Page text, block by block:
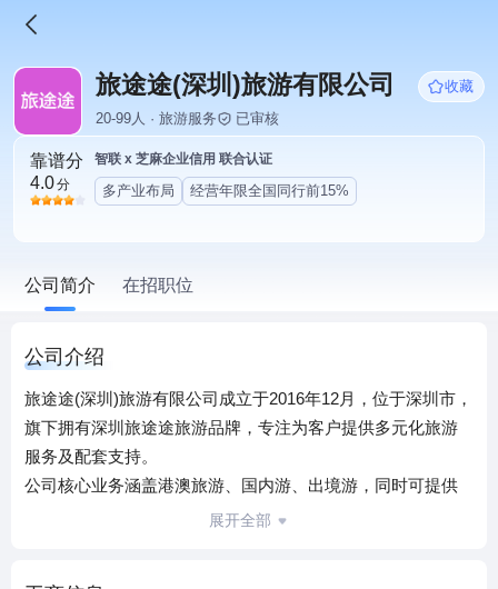
旅途途(深圳)旅游有限公司
收藏
20-99人 · 旅游服务
已审核
靠谱分
4.0分
智联 x 芝麻企业信用 联合认证
多产业布局 经营年限全国同行前15%
公司简介 在招职位
公司介绍
旅途途(深圳)旅游有限公司成立于2016年12月，位于深圳市，
旗下拥有深圳旅途途旅游品牌，专注为客户提供多元化旅游
服务及配套支持。
公司核心业务涵盖港澳旅游、国内游、出境游，同时可提供
汽车租赁、火车票与飞机票销售代理、会议展览策划等服
展开全部